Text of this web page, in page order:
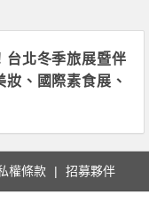
台北冬季旅展暨伴
、國際素食展、
裡
權條款 招募夥伴